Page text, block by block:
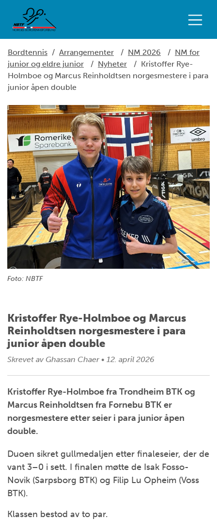
Bordtennis / Arrangementer / NM 2026 / NM for
junior og eldre junior
/ Nyheter / Kristoffer Rye-
Holmboe og Marcus Reinholdtsen norgesmestere i para
junior åpen double
Foto: NBTF
Kristoffer Rye-Holmboe og Marcus
Reinholdtsen norgesmestere i para
junior åpen double
Skrevet av Ghassan Chaer • 12. april 2026
Kristoffer Rye-Holmboe fra Trondheim BTK og
Marcus Reinholdtsen fra Fornebu BTK er
norgesmestere etter seier i para junior åpen
double.
Duoen sikret gullmedaljen etter finaleseier, der de
vant 3–0 i sett. I finalen møtte de Isak Fosso-
Novik (Sarpsborg BTK) og Filip Lu Opheim (Voss
BTK).
Klassen bestod av to par.